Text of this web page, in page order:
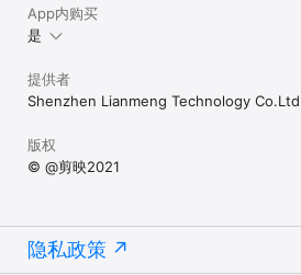
App内购买
是
提供者
Shenzhen Lianmeng Technology
版权
© @剪映2021
隐私政策